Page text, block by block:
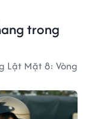
trong
Lật Mặt 8: Vòng